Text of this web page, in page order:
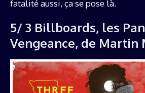
fatalité aussi, ça se pose là.
5/ 3 Billboards, les
Vengeance, de Martin